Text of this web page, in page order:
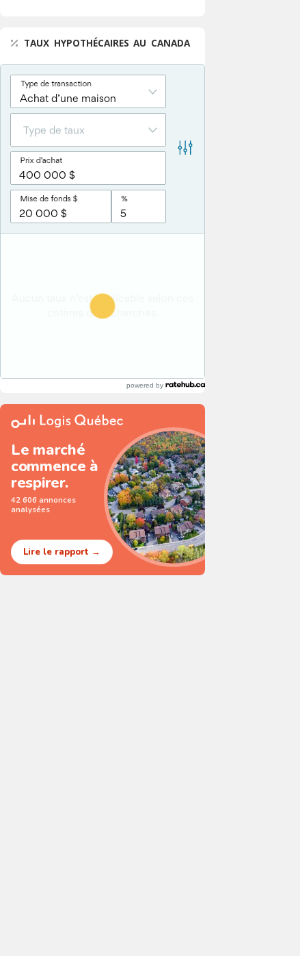
TAUX HYPOTHÉCAIRES AU CANADA
powered by
Le marché
commence à
respirer.
42 606 annonces
analysées
Lire le rapport →